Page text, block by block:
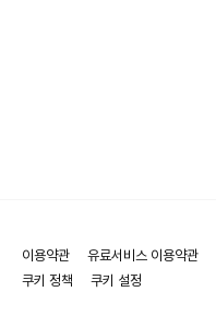
이용약관 유료서비스 이용약관
쿠키 정책
쿠키 설정